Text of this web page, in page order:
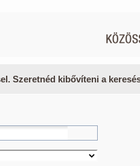
Szeretnéd kibővíteni a